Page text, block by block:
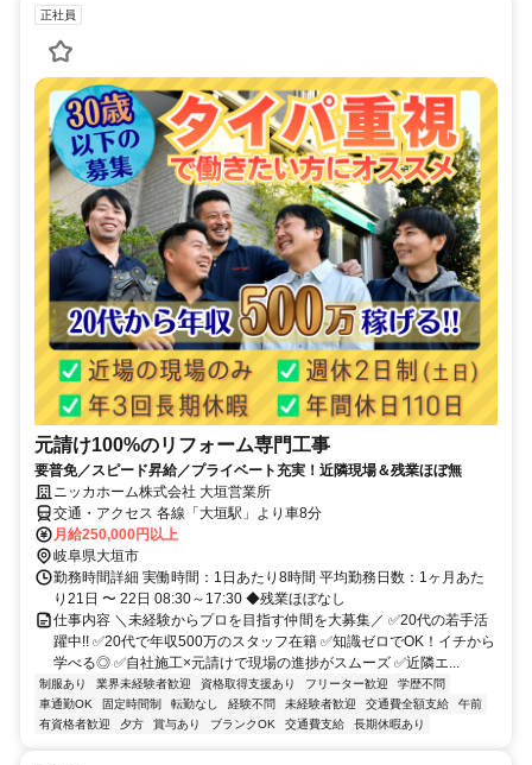
正社員
元請け100%のリフォーム専門工事
要普免／スピード昇給／プライベート充実！近隣現場＆残業ほぼ無
ニッカホーム株式会社 大垣営業所
交通・アクセス 各線「大垣駅」より車8分
月給250,000円以上
岐阜県大垣市
勤務時間詳細 実働時間：1日あたり8時間 平均勤務日数：1ヶ月あた
り21日 〜 22日 08:30～17:30 ◆残業ほぼなし
仕事内容 ＼未経験からプロを目指す仲間を大募集／ ✅20代の若手活
躍中!! ✅20代で年収500万のスタッフ在籍 ✅知識ゼロでOK！イチから
学べる◎ ✅自社施工×元請けで現場の進捗がスムーズ ✅近隣エ...
制服あり 業界未経験者歓迎 資格取得支援あり フリーター歓迎
学歴不問
車通勤OK
固定時間制 転勤なし 経験不問 未経験者歓迎 交通費全額支給
午前
有資格者歓迎
夕方 賞与あり ブランクOK 交通費支給 長期休暇あり